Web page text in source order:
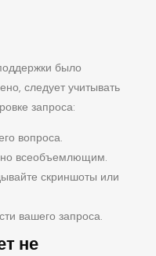
было
следует учитывать
запроса:
вопроса.
но всеобъемлющим.
скриншоты или
вашего запроса.
не